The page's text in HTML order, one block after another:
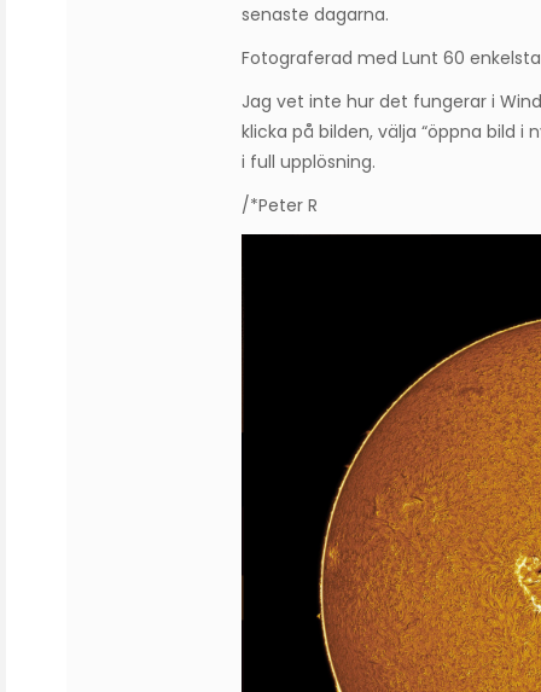
senaste dagarna.
Fotograferad med Lunt 60
Jag vet inte hur det fungerar i
klicka på bilden, välja “öppna bild i
i full upplösning.
/*Peter R